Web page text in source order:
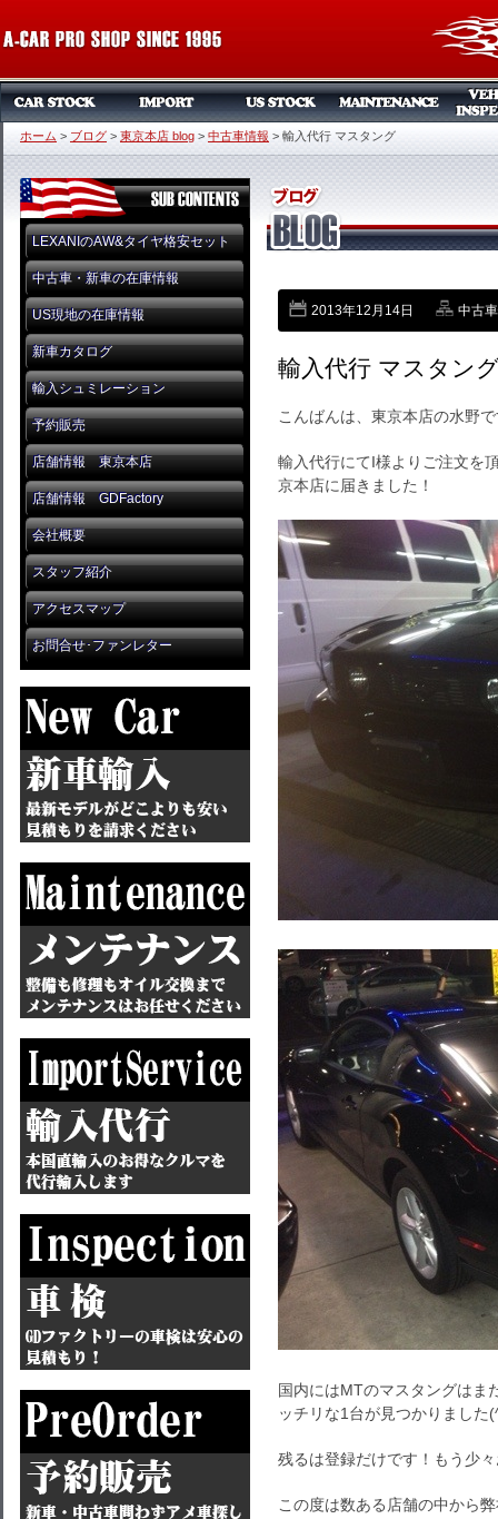
ホーム > ブログ > 東京本店 blog > 中古車情報 > 輸入代行 マスタング
LEXANIのAW&タイヤ格安セット
中古車・新車の在庫情報
US現地の在庫情報
新車カタログ
輸入シュミレーション
予約販売
店舗情報 東京本店
店舗情報 GDFactory
会社概要
スタッフ紹介
アクセスマップ
お問合せ･ファンレター
2013年12月14日 中古
輸入代行 マスタン
こんばんは、東京本店の水野
輸入代行にてI様よりご注文を
京本店に届きました！
国内にはMTのマスタングはま
ッチリな1台が見つかりました
残るは登録だけです！もう少
この度は数ある店舗の中から